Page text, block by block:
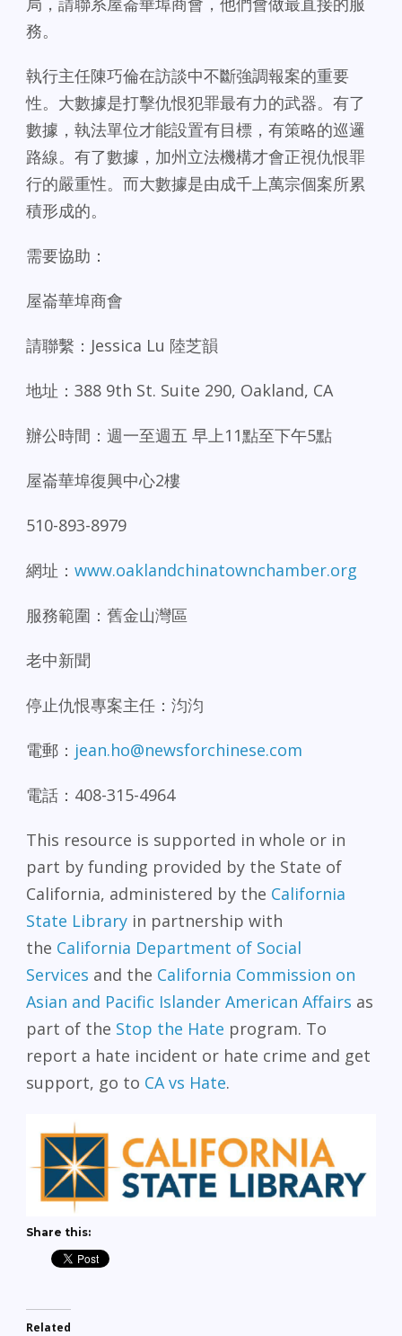
務。
執行主任陳巧倫在訪談中不斷強調報案的重要
性。大數據是打擊仇恨犯罪最有力的武器。有了
數據，執法單位才能設置有目標，有策略的巡邏
路線。有了數據，加州立法機構才會正視仇恨罪
行的嚴重性。而大數據是由成千上萬宗個案所累
積形成的。
需要協助：
屋崙華埠商會
請聯繫：Jessica Lu 陸芝韻
地址：388 9th St. Suite 290, Oakland, CA
辦公時間：週一至週五 早上11點至下午5點
屋崙華埠復興中心2樓
510-893-8979
網址： www.oaklandchinatownchamber.org
服務範圍：舊金山灣區
老中新聞
停止仇恨專案主任：汮汮
電郵： jean.ho@newsforchinese.com
電話：408-315-4964
This resource is supported in whole or in
part by funding provided by the State of
California, administered by the California
State Library in partnership with
the California Department of Social
Services and the California Commission on
Asian and Pacific Islander American Affairs as
part of the Stop the Hate program. To
report a hate incident or hate crime and get
support, go to CA vs Hate.
Share this:
Related